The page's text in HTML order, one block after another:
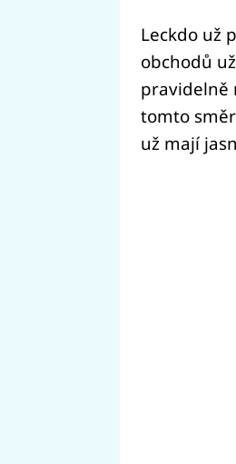
Leckdo už
obchodů
pravidelně
tomto
už mají